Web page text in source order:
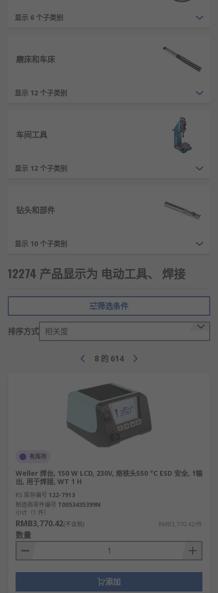
打磨等多种功能。
环境适应：防尘结构设计，部分型号可达IP54
节能环保：无刷电机技术使能量转换效率最高
智能互联：高端型号支持APP控制，记录工作数
旋转类工具：电钻、角磨机等通过主轴旋转实
冲击类工具：电锤、冲击扳手等结合旋转与冲
击力完成作业。
动进行切割。
准加工设备。
加工处理。
园林工具：割草机、绿篱机等户外园艺养护专
用设备。
测量工具：激光测距仪、电子水平仪等数字化
专用工具：管道疏通机、混凝土振动棒等特殊
电动工具的应用领域
建筑工程：钢筋切割、模板加工、管线敷设等
施工现场作业。
装修装饰：吊顶安装、墙面开槽、木制品加工
等精装修工程。
工业生产：设备安装调试、生产线维护修理等
工业场景。
汽车维修：零部件拆装、车身修复等汽修厂日
常作业。
家居DIY：家具组装、家电维修等家庭自助维修
活动。
市政工程：道路养护、管道维修等市政基础设
施维护。
木工制作：实木家具制作、工艺品雕刻等木艺
显示 6 个子类别
磨床和车床
显示 12 个子类别
车间工具
显示 12 个子类别
钻头和部件
显示 10 个子类别
12274 产品显示为 电动工具、 焊接
筛选条件
排序方式 相关度
8 的 614
有库存
Weller 焊台, 150 W LCD, 230V, 烙铁头550 °C ESD 安全, 1输
出, 用于焊接, WT 1 H
RS 库存编号 122-7913
制造商零件编号 T0053435399N
小计（1 件）
RMB3,770.42(不含税) RMB3,770.42/件
数量
添加